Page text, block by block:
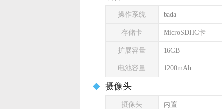
操作系统 bada
存储卡 MicroSDHC卡
扩展容量 16GB
电池容量 1200mAh
摄像头
摄像头 内置